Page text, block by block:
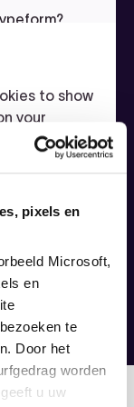
pixels en
Microsoft,
en
te
Door het
worden
u uw